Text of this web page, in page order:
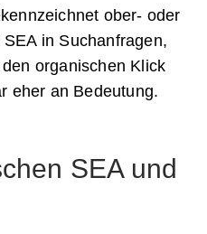
ober- oder
in Suchanfragen,
organischen Klick
eher an Bedeutung.
SEA und